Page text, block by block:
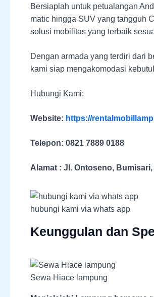
Bersiaplah untuk petualangan
matic hingga SUV yang tangguh
solusi mobilitas yang terbaik
Dengan armada yang terdiri dari
kami siap mengakomodasi
Hubungi Kami:
Website: https://
Telepon: 0821 7889 0188
Alamat : Jl. Ontoseno,
hubungi kami via whats app
Keunggulan dan
Sewa Hiace lampung